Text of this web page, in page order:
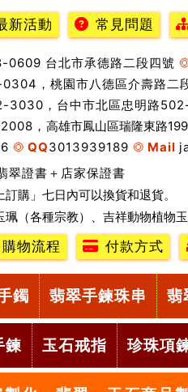
新活動 常見問題
台北市承德路二段四號
，桃園市八德區介壽路二
3030，台中市北區忠明路
， 高雄市鳳山區瑞隆東路
QQ3013939189 Mail
翠證書＋店家保證書
購」七日內可以換貨和退貨。
（各種宗教）、吉祥動物植物玉
購物流程 付款方式
鐲 翡翠手鍊珠串 翡
鍊 玉石戒指 珍珠項